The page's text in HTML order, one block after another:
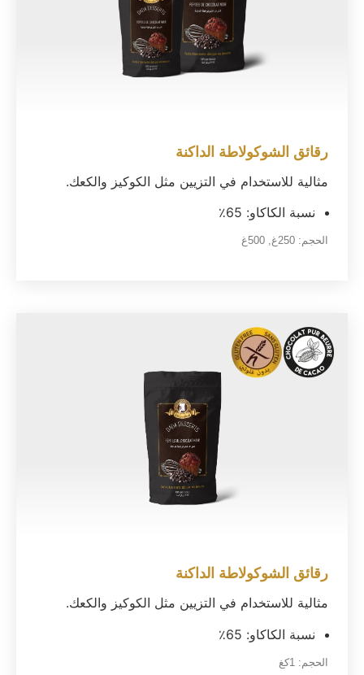
رقائق الشوكولاطة الداكنة
مثالية للاستخدام في التزيين مثل الكوكيز والكعك.
نسبة الكاكاو: 65٪
الحجم: 250غ , 500غ
رقائق الشوكولاطة الداكنة
مثالية للاستخدام في التزيين مثل الكوكيز والكعك.
نسبة الكاكاو: 65٪
الحجم: 1كغ